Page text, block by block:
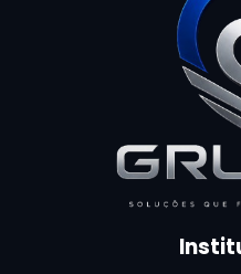
Facility Terceirização
Instalação de Cercas
Monitoramento de Alarme
Portaria Remota para
Reconhecimento Facial
Reconhecimento Facial
Reconhecimento Facial